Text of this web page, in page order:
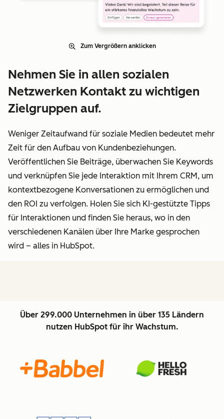
Zum Vergrößern anklicken
Nehmen Sie in allen sozialen
Netzwerken Kontakt zu wichtigen
Zielgruppen auf.
Weniger Zeitaufwand für soziale Medien bedeutet mehr
Zeit für den Aufbau von Kundenbeziehungen.
Veröffentlichen Sie Beiträge, überwachen Sie Keywords
und verknüpfen Sie jede Interaktion mit Ihrem CRM, um
kontextbezogene Konversationen zu ermöglichen und
den ROI zu verfolgen. Holen Sie sich KI-gestützte Tipps
für Interaktionen und finden Sie heraus, wo in den
verschiedenen Kanälen über Ihre Marke gesprochen
wird – alles in HubSpot.
Über 299.000 Unternehmen in über 135 Ländern
nutzen HubSpot für ihr Wachstum.